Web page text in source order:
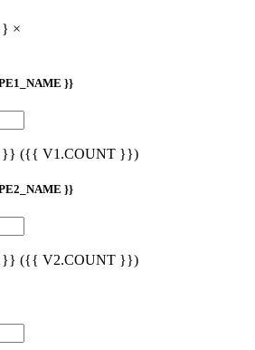
×
}}
}} ({{ V1.COUNT }})
}}
}} ({{ V2.COUNT }})